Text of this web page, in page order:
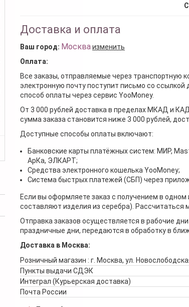
Доставка и оплата
Ваш город: Москваизменить
Оплата:
Все заказы, отправляемые через транспортную
электронную почту поступит письмо со
способ оплаты через сервис YooMoney.
От 3 000 рублей доставка в пределах МКАД и
сумма заказа становится ниже 3 000 рублей,
Доступные способы оплаты включают:
Банковские карты платёжных систем: МИР,
АрКа, ЭЛКАРТ;
Средства электронного кошелька YooMoney;
Система быстрых платежей (СБП) через
Если вы оформляете заказ с получением в
составляют изделия из серебра). Рассчитаться
Отправка заказов осуществляется в рабочие
праздничные дни, передаются в обработку в
Доставка в Москва:
Розничный магазин : г. Москва, ул.
Пункты выдачи СДЭК
Интеграл (Курьерская доставка)
Почта России